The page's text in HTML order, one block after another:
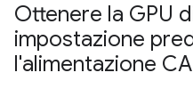
Ottenere la GPU
impostazione
l'alimentazione CA